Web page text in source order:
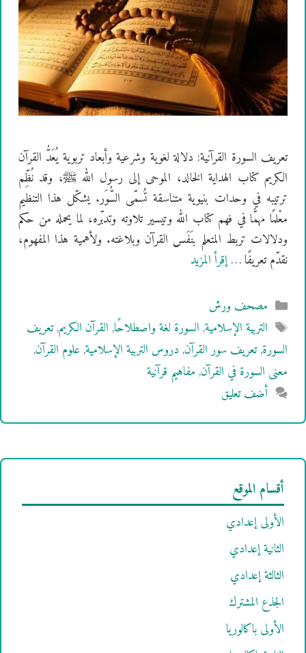
تعريف السورة القرآنية: دلالة لغوية وشرعية وأبعاد تربوية يُعَدُّ القرآن
الكريم كتاب الهداية الخالد، الموحى إلى رسول الله ﷺ، وقد نُظِّم
ترتيبه في وحدات بنيوية متناسقة تُسمّى السُّوَر. يشكّل هذا التنظيم
معْلمًا مهمًّا في فهم كتاب الله وتيسير تلاوته وتدبّره، لما يحمله من حكم
ودلالات تربط المتعلم بنَفَس القرآن وبلاغته. ولأهمية هذا المفهوم،
نقدّم تعريفًا …إقرأ المزيد
التصنيفات
مصحف ورش
الوسوم
التربية الإسلامية,السورة لغة واصطلاحًا,القرآن الكريم,تعريف
السورة,تعريف سور القرآن,دروس التربية الإسلامية,علوم القرآن,
معنى السورة في القرآن,مفاهيم قرآنية
أضف تعليق
أقسام الموقع
الأولى إعدادي
الثانية إعدادي
الثالثة إعدادي
الجذع المشترك
الأولى باكالوريا